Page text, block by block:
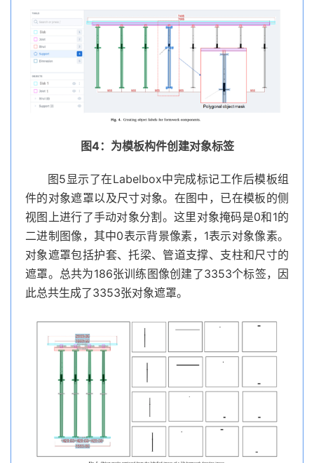
图4：为模板构件创建对象标签
图5显示了在Labelbox中完成标记工作后模板组
件的对象遮罩以及尺寸对象。在图中，已在模板的侧
视图上进行了手动对象分割。这里对象掩码是0和1的
二进制图像，其中0表示背景像素，1表示对象像素。
对象遮罩包括护套、托梁、管道支撑、支柱和尺寸的
遮罩。总共为186张训练图像创建了3353个标签，因
此总共生成了3353张对象遮罩。